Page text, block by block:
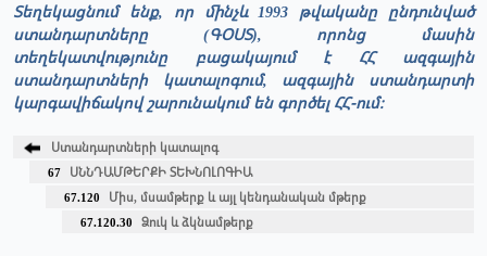
Տեղեկացնում ենք, որ մինչև 1993 թվականը ընդունված
ստանդարտները (ԳՕՍՏ), որոնց մասին
տեղեկատվությունը բացակայում է ՀՀ ազգային
ստանդարտների կատալոգում, ազգային ստանդարտի
կարգավիճակով շարունակում են գործել ՀՀ-ում։
Ստանդարտների կատալոգ
67 ՍՆՆԴԱՄԹԵՐՔԻ ՏԵԽՆՈԼՈԳԻԱ
67.120
Միս, մսամթերք և այլ կենդանական մթերք
67.120.30 Ձուկ և ձկնամթերք